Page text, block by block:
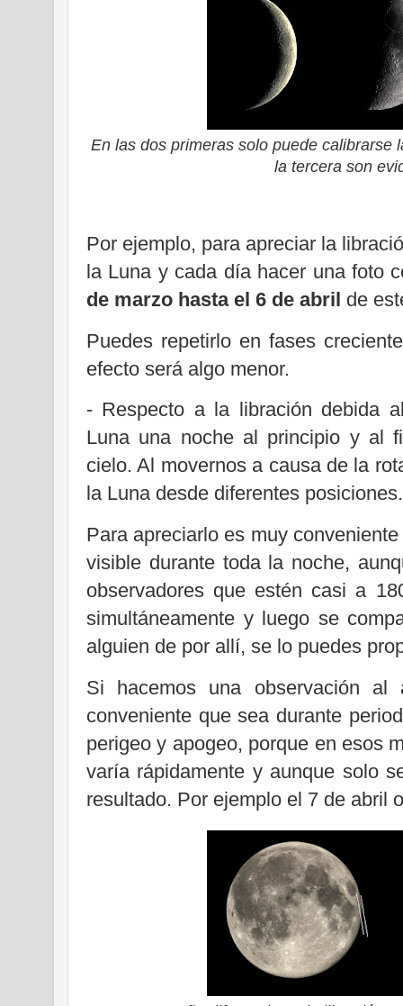
En las dos primeras solo puede calibrarse
la tercera son
Por ejemplo, para apreciar la
la Luna y cada día hacer una foto
de marzo hasta el 6 de abril de
Puedes repetirlo en fases
efecto será algo menor.
- Respecto a la libración debida
Luna una noche al principio y al
cielo. Al movernos a causa de la
la Luna desde diferentes
Para apreciarlo es muy
visible durante toda la noche,
observadores que estén casi a
simultáneamente y luego se
alguien de por allí, se lo puedes
Si hacemos una observación al
conveniente que sea durante
perigeo y apogeo, porque en esos
varía rápidamente y aunque solo
resultado. Por ejemplo el 7 de abril